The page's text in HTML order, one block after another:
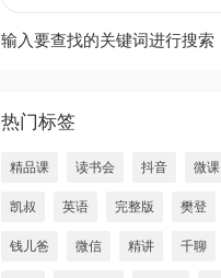
输入要查找的关键词进行搜索
热门标签
精品课 读书会 抖音 微课
凯叔 英语 完整版 樊登
钱儿爸 微信 精讲 千聊